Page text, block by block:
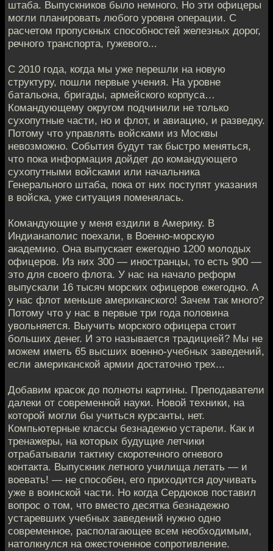
штаба. Выпускников было немного. Но эти офицеры
могли планировать любого уровня операции. С
расчетом пропускных способностей железных дорог,
речного транспорта, гужевого...
С 2010 года, когда мы уже перешли на новую
структуру, пошли первые учения. На уровне
батальона, бригады, армейского корпуса…
Командующему округом подчинили не только
сухопутные части, но и флот, и авиацию, и разведку.
Потому что управлять войсками из Москвы
невозможно. События будут так быстро меняться,
что пока информация дойдет до командующего
сухопутными войсками или начальника
Генерального штаба, пока от них поступят указания
в войска, уже ситуация поменялась.
Командующие у меня ездили в Америку. В
Индианаполис поехали, в Военно-морскую
академию. Она выпускает ежегодно 1200 молодых
офицеров. Из них 300 — иностранцы, то есть 900 —
это для своего флота. У нас на начало реформ
выпускали 16 тысяч морских офицеров ежегодно. А
у нас флот меньше американского! Зачем так много?
Потому что у нас в первые три года половина
увольняется. Выучить морского офицера стоит
больших денег. И это называется традицией? Мы не
можем иметь 65 высших военно-учебных заведений,
если американской армии достаточно трех...
Добавим красок до полноты картины. Преподаватели
далеки от современной науки. Новой техники, на
которой могли бы учиться курсанты, нет.
Компьютерные классы безнадежно устарели. Как и
тренажеры, на которых будущие летчики
отрабатывали тактику скоротечного огневого
контакта. Выпускник летного училища летать — и
воевать! — не способен, его приходится доучивать
уже в воинской части. Но когда Сердюков поставил
вопрос о том, что вместо десятка безнадежно
устаревших учебных заведений нужно одно
современное, располагающее всем необходимым,
натолкнулся на ожесточенное сопротивление.